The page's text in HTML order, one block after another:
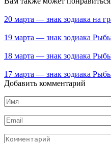
20 марта — знак зодиака на
19 марта — знак зодиака
18 марта — знак зодиака
17 марта — знак зодиака
Добавить комментарий
Имя
*
Email
*
Комментарий